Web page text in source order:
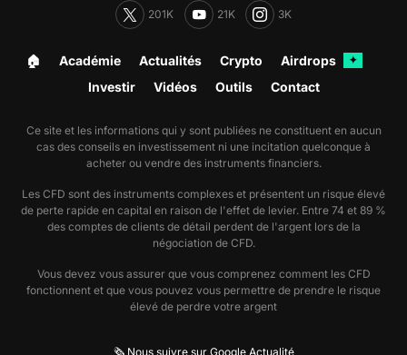
201K 21K 3K
🏠︎ Académie Actualités Crypto Airdrops ✦
Investir Vidéos Outils Contact
Ce site et les informations qui y sont publiées ne constituent en aucun
cas des conseils en investissement ni une incitation quelconque à
acheter ou vendre des instruments financiers.
Les CFD sont des instruments complexes et présentent un risque élevé
de perte rapide en capital en raison de l'effet de levier. Entre 74 et 89 %
des comptes de clients de détail perdent de l'argent lors de la
négociation de CFD.
Vous devez vous assurer que vous comprenez comment les CFD
fonctionnent et que vous pouvez vous permettre de prendre le risque
élevé de perdre votre argent
🗞️ Nous suivre sur Google Actualité